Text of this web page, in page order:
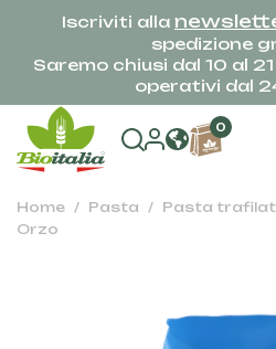
Iscriviti alla
spedizione
Saremo chiusi dal 10 al
operativi dal
0
Home Pasta Pasta
Orzo